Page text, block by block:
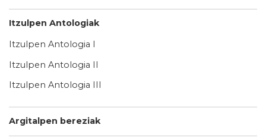
Itzulpen Antologiak
Itzulpen Antologia I
Itzulpen Antologia II
Itzulpen Antologia III
Argitalpen bereziak